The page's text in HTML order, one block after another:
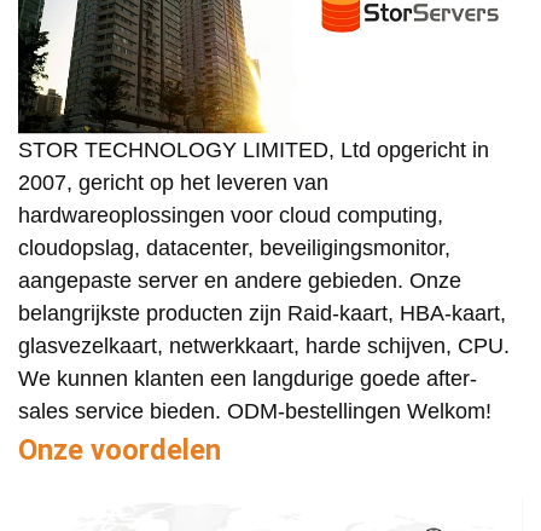
STOR TECHNOLOGY LIMITED, Ltd opgericht in
2007, gericht op het leveren van
hardwareoplossingen voor cloud computing,
cloudopslag, datacenter, beveiligingsmonitor,
aangepaste server en andere gebieden. Onze
belangrijkste producten zijn Raid-kaart, HBA-kaart,
glasvezelkaart, netwerkkaart, harde schijven, CPU.
We kunnen klanten een langdurige goede after-
sales service bieden. ODM-bestellingen Welkom!
Onze voordelen